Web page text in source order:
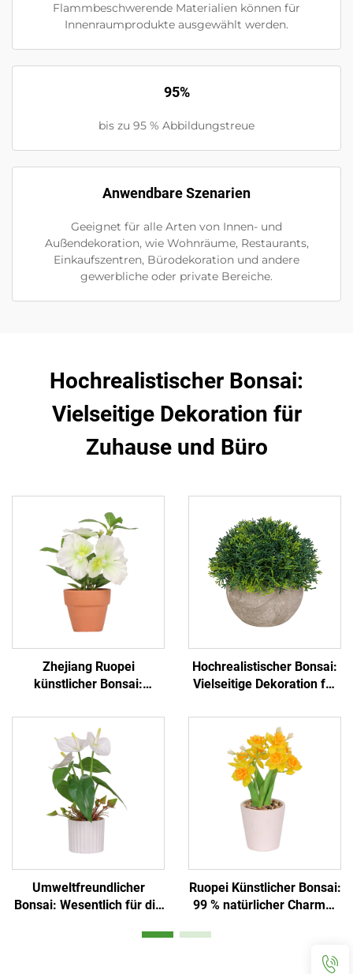
Flammbeschwerende Materialien können für
Innenraumprodukte ausgewählt werden.
95%
bis zu 95 % Abbildungstreue
Anwendbare Szenarien
Geeignet für alle Arten von Innen- und
Außendekoration, wie Wohnräume, Restaurants,
Einkaufszentren, Bürodekoration und andere
gewerbliche oder private Bereiche.
Hochrealistischer Bonsai:
Vielseitige Dekoration für
Zuhause und Büro
Zhejiang Ruopei
künstlicher Bonsai:
Landschaft
Hochrealistischer Bonsai:
Vielseitige Dekoration für
Umweltfreundlicher
Bonsai: Wesentlich für die
Ruopei Künstlicher Bonsai:
99 % natürlicher Charme-